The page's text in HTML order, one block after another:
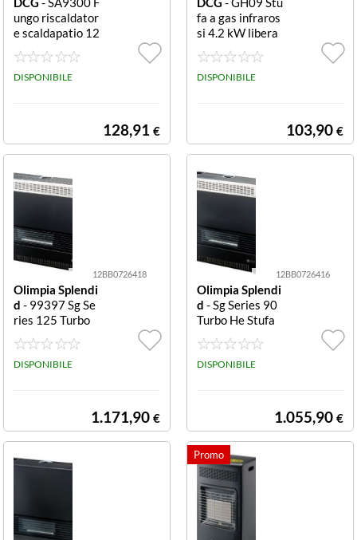
ungo riscaldator
e scaldapatio 12
kW Black e Silv
er Scaldapatio
DISPONIBILE
128,91 €
fa a gas infraros
si 4.2 kW libera
installazione Inf
rarossi
DISPONIBILE
103,90 €
12BB0726418
Olimpia Splendi
d - 99397 Sg Se
ries 125 Turbo
He stufa a gas 8,
9 kW Stufa a ga
s Metano-GPL, i
re, valvola di sic
urezza, termost
ato ambiente, d
oppio termostat
o di sicurezza, a
sioni (HxLxP) 7
2x90x26 cm.
DISPONIBILE
1.171,90 €
12BB0726416
Olimpia Splendi
d - Sg Series 90
Turbo He Stufa
a gas 7,3 kW 90
Turbo He
DISPONIBILE
1.055,90 €